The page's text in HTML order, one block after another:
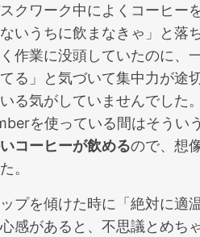
クワーク中によくコーヒー
いうちに飲まなきゃ」と落
作業に没頭していたのに、
る」と気づいて集中力が途
る気がしていませんでした。
を使っている間はそうい
コーヒーが飲めるので、想
。
プを傾けた時に「絶対に適
感があると、不思議とめち